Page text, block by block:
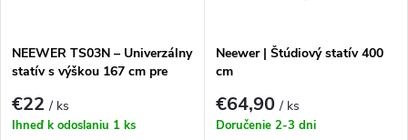
e
p
s
p
NEEWER TS03N – Univerzálny
statív s výškou 167 cm pre
€22/ ks
Ihneď k odoslaniu 1 ks
Neewer | Štúdiový statív 400
cm
€64,90/ ks
Doručenie 2-3 dni